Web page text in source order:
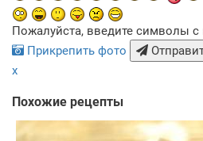
Пожалуйста, введите символы с
Прикрепить фото
x
Похожие рецепты